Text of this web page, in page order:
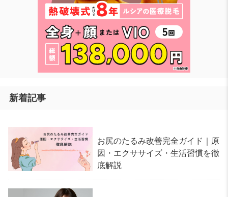
新着記事
お尻のたるみ改善完全ガイド｜原
因・エクササイズ・生活習慣を徹
底解説